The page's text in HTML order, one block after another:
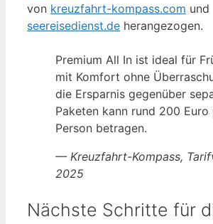
von kreuzfahrt-kompass.com und
seereisedienst.de herangezogen.
Premium All In ist ideal für
mit Komfort ohne
die Ersparnis gegenüber
Paketen kann rund 200 Euro
Person betragen.
— Kreuzfahrt-Kompass,
2025
Nächste Schritte für